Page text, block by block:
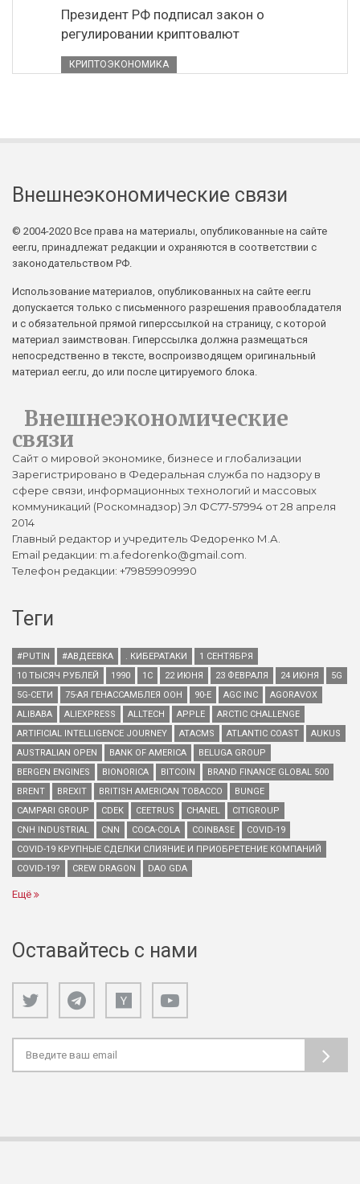
Президент РФ подписал закон о
регулировании криптовалют
КРИПТОЭКОНОМИКА
Внешнеэкономические связи
© 2004-2020 Все права на материалы, опубликованные на сайте
eer.ru, принадлежат редакции и охраняются в соответствии с
законодательством РФ.
Использование материалов, опубликованных на сайте eer.ru
допускается только с письменного разрешения правообладателя
и с обязательной прямой гиперссылкой на страницу, с которой
материал заимствован. Гиперссылка должна размещаться
непосредственно в тексте, воспроизводящем оригинальный
материал eer.ru, до или после цитируемого блока.
Внешнеэкономические
связи
Сайт о мировой экономике, бизнесе и глобализации
Зарегистрировано в Федеральная служба по надзору в
сфере связи, информационных технологий и массовых
коммуникаций (Роскомнадзор) Эл ФС77-57994 от 28 апреля
2014
Главный редактор и учредитель Федоренко М.А.
Email редакции: m.a.fedorenko@gmail.com.
Телефон редакции: +79859909990
Теги
#PUTIN #АВДЕЕВКА . КИБЕРАТАКИ
1 СЕНТЯБРЯ
10 ТЫСЯЧ РУБЛЕЙ
1990 1С 22 ИЮНЯ 23 ФЕВРАЛЯ 24 ИЮНЯ
5G
5G-СЕТИ
75-АЯ ГЕНАССАМБЛЕЯ ООН 90-Е AGC INC
AGORAVOX
ALIBABA
ALIEXPRESS ALLTECH APPLE
ARCTIC CHALLENGE
ARTIFICIAL INTELLIGENCE JOURNEY
ATACMS ATLANTIC COAST
AUKUS
AUSTRALIAN OPEN
BANK OF AMERICA
BELUGA GROUP
BERGEN ENGINES
BIONORICA BITCOIN
BRAND FINANCE GLOBAL 500
BRENT
BREXIT BRITISH AMERICAN TOBACCO
BUNGE
CAMPARI GROUP
CDEK CEETRUS CHANEL
CITIGROUP
CNH INDUSTRIAL
CNN COCA-COLA COINBASE
COVID-19
COVID-19 КРУПНЫЕ СДЕЛКИ СЛИЯНИЕ И ПРИОБРЕТЕНИЕ КОМПАНИЙ
COVID-19?
CREW DRAGON DAO GDA
Ещё
Оставайтесь с нами